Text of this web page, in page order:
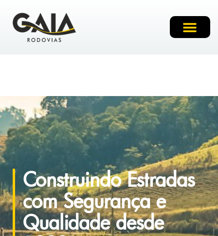
Construindo Estradas
com Segurança e
Qualidade desde